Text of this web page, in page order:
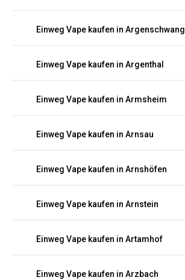
Einweg Vape kaufen in Argenschwang
Einweg Vape kaufen in Argenthal
Einweg Vape kaufen in Armsheim
Einweg Vape kaufen in Arnsau
Einweg Vape kaufen in Arnshöfen
Einweg Vape kaufen in Arnstein
Einweg Vape kaufen in Artamhof
Einweg Vape kaufen in Arzbach